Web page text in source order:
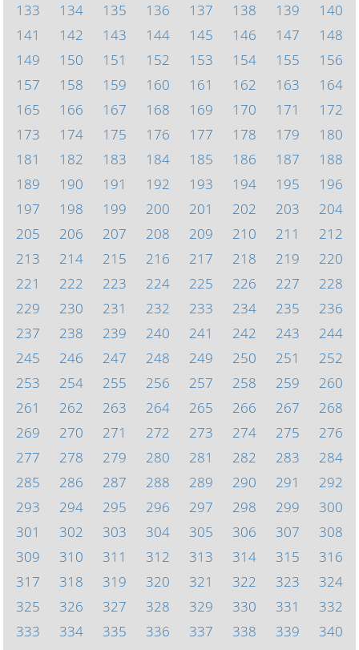
133
134 135 136 137 138 139
140
141
142 143 144 145 146 147
148
149
150 151 152 153 154 155
156
157
158 159 160 161 162 163
164
165
166 167 168 169 170 171
172
173
174 175 176 177 178 179
180
181
182 183 184 185 186 187
188
189
190 191 192 193 194 195
196
197
198 199 200 201 202 203
204
205
206 207 208 209 210 211
212
213
214 215 216 217 218 219
220
221
222 223 224 225 226 227
228
229
230 231 232 233 234 235
236
237
238 239 240 241 242 243
244
245
246 247 248 249 250 251
252
253
254 255 256 257 258 259
260
261
262 263 264 265 266 267
268
269
270 271 272 273 274 275
276
277
278 279 280 281 282 283
284
285
286 287 288 289 290 291
292
293
294 295 296 297 298 299
300
301
302 303 304 305 306 307
308
309
310 311 312 313 314 315
316
317
318 319 320 321 322 323
324
325
326 327 328 329 330 331
332
333
334 335 336 337 338 339
340